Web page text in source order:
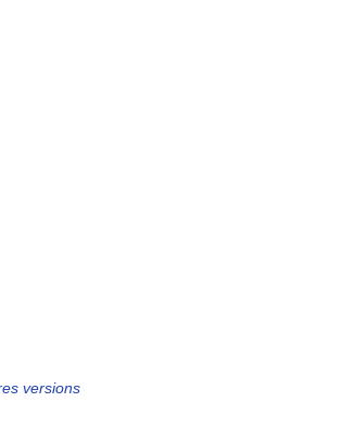
versions